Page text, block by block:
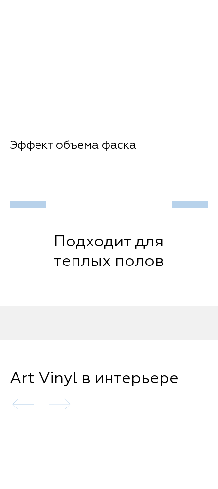
Эффект объема фаска
Подходит для
теплых полов
Art Vinyl в интерьере